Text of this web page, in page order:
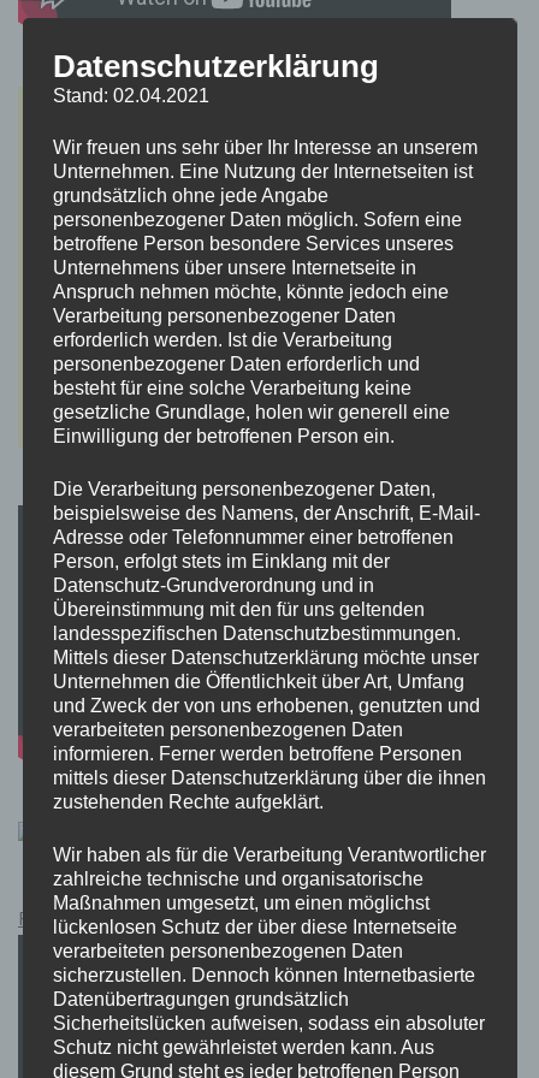
Pokémon Schwert und Schild Kauflink.>LINK<
Datenschutzerklärung
Stand: 02.04.2021
Wir freuen uns sehr über Ihr Interesse an unserem
Unternehmen. Eine Nutzung der Internetseiten ist
grundsätzlich ohne jede Angabe
personenbezogener Daten möglich. Sofern eine
betroffene Person besondere Services unseres
Unternehmens über unsere Internetseite in
Anspruch nehmen möchte, könnte jedoch eine
Verarbeitung personenbezogener Daten
erforderlich werden. Ist die Verarbeitung
personenbezogener Daten erforderlich und
besteht für eine solche Verarbeitung keine
gesetzliche Grundlage, holen wir generell eine
Einwilligung der betroffenen Person ein.
Die Verarbeitung personenbezogener Daten,
beispielsweise des Namens, der Anschrift, E-Mail-
Adresse oder Telefonnummer einer betroffenen
Person, erfolgt stets im Einklang mit der
Datenschutz-Grundverordnung und in
Übereinstimmung mit den für uns geltenden
landesspezifischen Datenschutzbestimmungen.
Mittels dieser Datenschutzerklärung möchte unser
Unternehmen die Öffentlichkeit über Art, Umfang
und Zweck der von uns erhobenen, genutzten und
verarbeiteten personenbezogenen Daten
informieren. Ferner werden betroffene Personen
mittels dieser Datenschutzerklärung über die ihnen
zustehenden Rechte aufgeklärt.
Wir haben als für die Verarbeitung Verantwortlicher
zahlreiche technische und organisatorische
Maßnahmen umgesetzt, um einen möglichst
lückenlosen Schutz der über diese Internetseite
verarbeiteten personenbezogenen Daten
sicherzustellen. Dennoch können Internetbasierte
Datenübertragungen grundsätzlich
Sicherheitslücken aufweisen, sodass ein absoluter
Schutz nicht gewährleistet werden kann. Aus
diesem Grund steht es jeder betroffenen Person